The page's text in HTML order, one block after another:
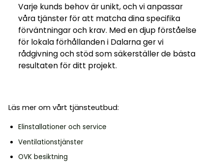
Varje kunds behov är unikt, och vi anpassar
våra tjänster för att matcha dina specifika
förväntningar och krav. Med en djup förståelse
för lokala förhållanden i Dalarna ger vi
rådgivning och stöd som säkerställer de bästa
resultaten för ditt projekt.
Läs mer om vårt tjänsteutbud:
Elinstallationer och service
Ventilationstjänster
OVK besiktning